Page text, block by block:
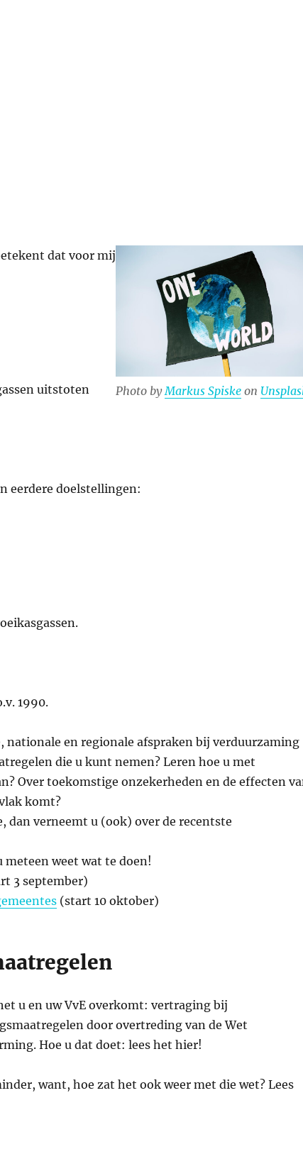
dat voor mij
uitstoten
Photo byMarkus Spiske on
eerdere doelstellingen:
1990.
nationale en regionale afspraken bij verduurzaming
die u kunt nemen? Leren hoe u met
Over toekomstige onzekerheden en de effecten
komt?
dan verneemt u (ook) over de recentste
weet wat te doen!
3 september)
(start 10 oktober)
u en uw VvE overkomt: vertraging bij
door overtreding van de Wet
Hoe u dat doet: lees het hier!
want, hoe zat het ook weer met die wet? Lees